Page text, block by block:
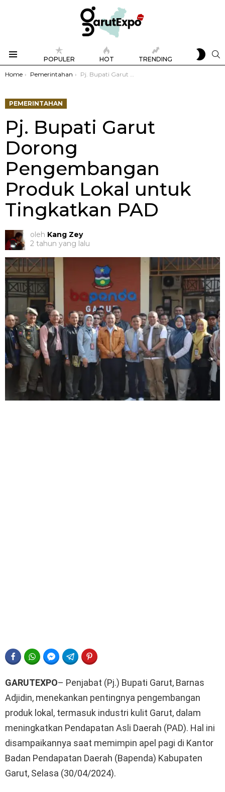
POPULER HOT TRENDING
SKIN
You are here:
Home Pemerintahan Pj. Bupati Garut Dorong Pengembangan Produk Lokal untuk Tingkatkan PAD
PEMERINTAHAN
Pj. Bupati Garut
Dorong
Pengembangan
Produk Lokal untuk
Tingkatkan PAD
oleh Kang Zey
2 tahun yang lalu
FACEBOOKWHATSAPPFACEBOOK MESSENGER
TELEGRAM
GARUTEXPO– Penjabat (Pj.) Bupati Garut, Barnas
Adjidin, menekankan pentingnya pengembangan
produk lokal, termasuk industri kulit Garut, dalam
meningkatkan Pendapatan Asli Daerah (PAD). Hal ini
disampaikannya saat memimpin apel pagi di Kantor
Badan Pendapatan Daerah (Bapenda) Kabupaten
Garut, Selasa (30/04/2024).